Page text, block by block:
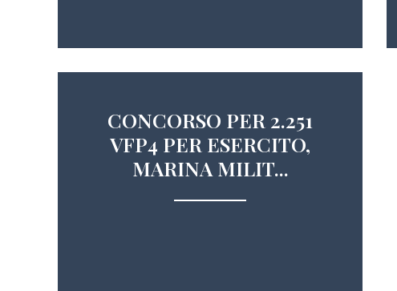
CONCORSO PER 2.251
VFP4 PER ESERCITO,
MARINA MILIT...